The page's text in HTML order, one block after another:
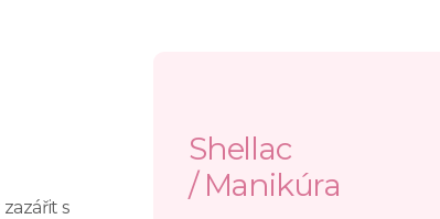
s
Shellac
/ Manikúra